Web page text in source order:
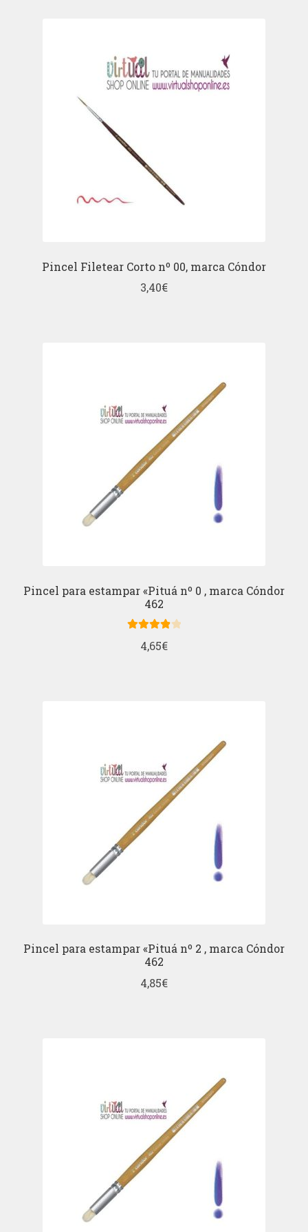
Pincel Filetear Corto nº 00, marca Cóndor
3,40€
Pincel para estampar «Pituá nº 0 , marca Cóndor
462
con4.00
4,65€
Pincel para estampar «Pituá nº 2 , marca Cóndor
462
4,85€